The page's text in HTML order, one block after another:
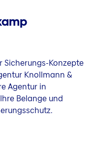
Sicherungs-Konzepte
Knollmann &
Agentur in
Belange und